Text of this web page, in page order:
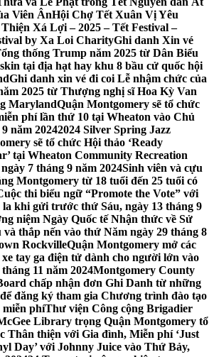
Viên ÂnHội Chợ Tết Xuân Vị Yêu
Xá Lợi – 2025 – Tết Festival –
by Xa Loi CharityGhi danh Xin vé
thống Trump năm 2025 từ Dân Biểu
tại địa hạt hay khu 8 bầu cử quốc hội
Ghi danh xin vé đi coi Lễ nhậm chức của
2025 từ Thượng nghị sĩ Hoa Kỳ Van
MarylandQuận Montgomery sẽ tổ chức
phí lần thứ 10 tại Wheaton vào Chủ
năm 20242024 Silver Spring Jazz
sẽ tổ chức Hội thảo ‘Ready
tại Wheaton Community Recreation
7 tháng 9 năm 2024Sinh viên và cựu
Montgomery từ 18 tuổi đến 25 tuổi có
thi biểu ngữ “Promote the Vote” với
la khi gửi trước thứ Sáu, ngày 13 tháng 9
niệm Ngày Quốc tế Nhận thức về Sử
thắp nến vào thứ Năm ngày 29 tháng 8
RockvilleQuận Montgomery mở các
tay ga điện tử dành cho người lớn vào
11 năm 2024Montgomery County
chấp nhận đơn Ghi Danh từ những
đăng ký tham gia Chương trình đào tạo
miễn phíThư viện Công cộng Brigadier
Library trọng Quận Montgomery tổ
Thân thiện với Gia đình, Miễn phí ‘Just
Day’ với Johnny Juice vào Thứ Bảy,